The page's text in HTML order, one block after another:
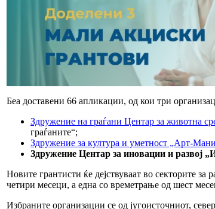
Беа доставени 66 апликации, од кои три
Здружение на граѓани Центар за животна
граѓаните“;
Здружение за култура и уметност „Арт-
Здружение Центар за иновации и развој
Новите грантисти ќе дејствуваат во секторите
четири месеци, а една со времетрање од шест
Избраните организации се од југоисточниот,